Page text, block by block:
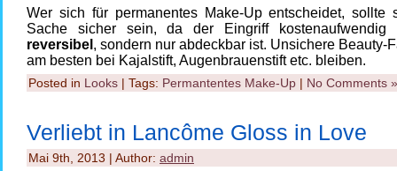
Wer sich für permanentes Make-Up entscheidet, sollte
Sache sicher sein, da der Eingriff kostenaufwendig
reversibel , sondern nur abdeckbar ist. Unsichere Beauty-
am besten bei Kajalstift, Augenbrauenstift etc. bleiben.
Posted in Looks | Tags: Permantentes Make-Up | No Comments »
Verliebt in Lancôme Gloss in Love
Mai 9th, 2013 | Author: admin